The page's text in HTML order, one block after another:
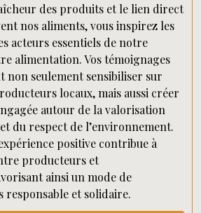
des produits et le lien direct
nos aliments, vous inspirez les
acteurs essentiels de notre
alimentation. Vos témoignages
non seulement sensibiliser sur
locaux, mais aussi créer
autour de la valorisation
du respect de l’environnement.
positive contribue à
producteurs et
ainsi un mode de
responsable et solidaire.